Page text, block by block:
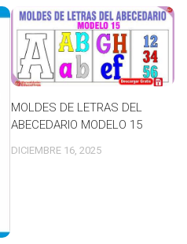
MOLDES DE LETRAS DEL
ABECEDARIO MODELO 15
DICIEMBRE 16, 2025